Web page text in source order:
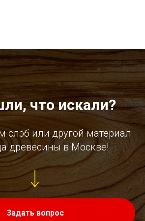
что искали?
слэб или другой материал
древесины в Москве!
Задать вопрос